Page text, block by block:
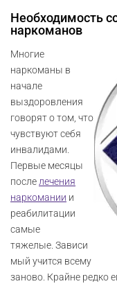
Необходимость
наркоманов
Многие
наркоманы в
начале
выздоровления
говорят о том, что
чувствуют себя
инвалидами.
Первые месяцы
после лечения
наркомании и
реабилитации
самые
тяжелые. Зависи
мый учится всему
заново. Крайне редко